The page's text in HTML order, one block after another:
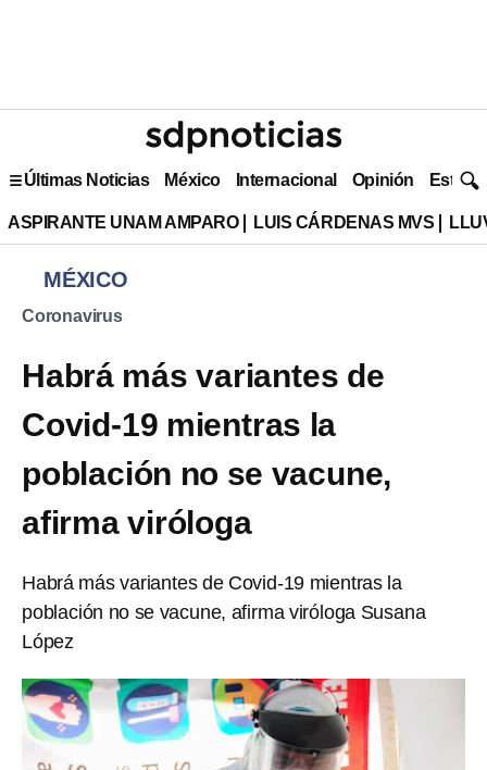
Últimas Noticias México Internacional Opinión Estilo
ASPIRANTE UNAM AMPARO LUIS CÁRDENAS MVS
MÉXICO
Coronavirus
Habrá más variantes de
Covid-19 mientras la
población no se vacune,
afirma viróloga
Habrá más variantes de Covid-19 mientras la
población no se vacune, afirma viróloga Susana
López